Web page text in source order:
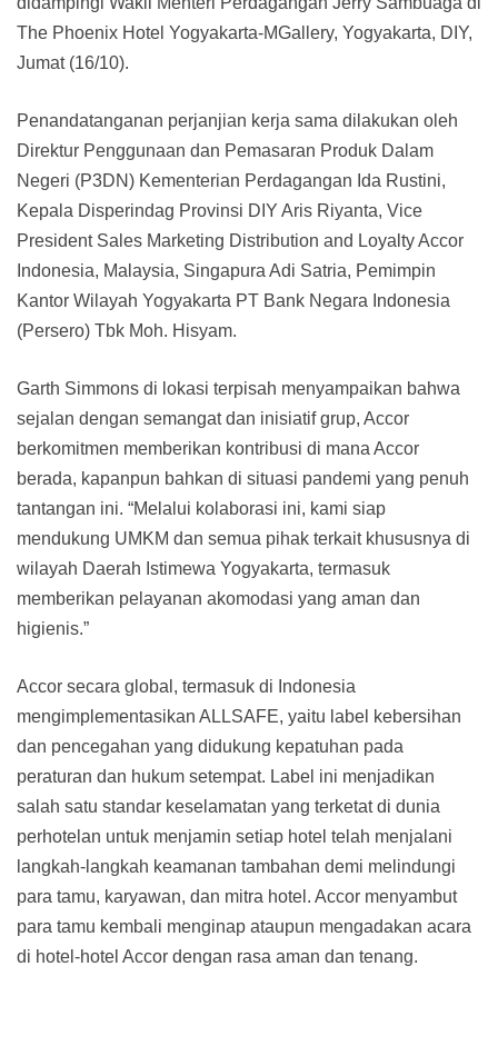
The Phoenix Hotel Yogyakarta-MGallery, Yogyakarta, DIY,
Jumat (16/10).
Penandatanganan perjanjian kerja sama dilakukan oleh
Direktur Penggunaan dan Pemasaran Produk Dalam
Negeri (P3DN) Kementerian Perdagangan Ida Rustini,
Kepala Disperindag Provinsi DIY Aris Riyanta, Vice
President Sales Marketing Distribution and Loyalty Accor
Indonesia, Malaysia, Singapura Adi Satria, Pemimpin
Kantor Wilayah Yogyakarta PT Bank Negara Indonesia
(Persero) Tbk Moh. Hisyam.
Garth Simmons di lokasi terpisah menyampaikan bahwa
sejalan dengan semangat dan inisiatif grup, Accor
berkomitmen memberikan kontribusi di mana Accor
berada, kapanpun bahkan di situasi pandemi yang penuh
tantangan ini. “Melalui kolaborasi ini, kami siap
mendukung UMKM dan semua pihak terkait khususnya di
wilayah Daerah Istimewa Yogyakarta, termasuk
memberikan pelayanan akomodasi yang aman dan
higienis.”
Accor secara global, termasuk di Indonesia
mengimplementasikan ALLSAFE, yaitu label kebersihan
dan pencegahan yang didukung kepatuhan pada
peraturan dan hukum setempat. Label ini menjadikan
salah satu standar keselamatan yang terketat di dunia
perhotelan untuk menjamin setiap hotel telah menjalani
langkah-langkah keamanan tambahan demi melindungi
para tamu, karyawan, dan mitra hotel. Accor menyambut
para tamu kembali menginap ataupun mengadakan acara
di hotel-hotel Accor dengan rasa aman dan tenang.